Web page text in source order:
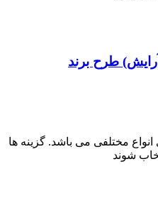
مختلفی می باشد. گزینه ها
شوند